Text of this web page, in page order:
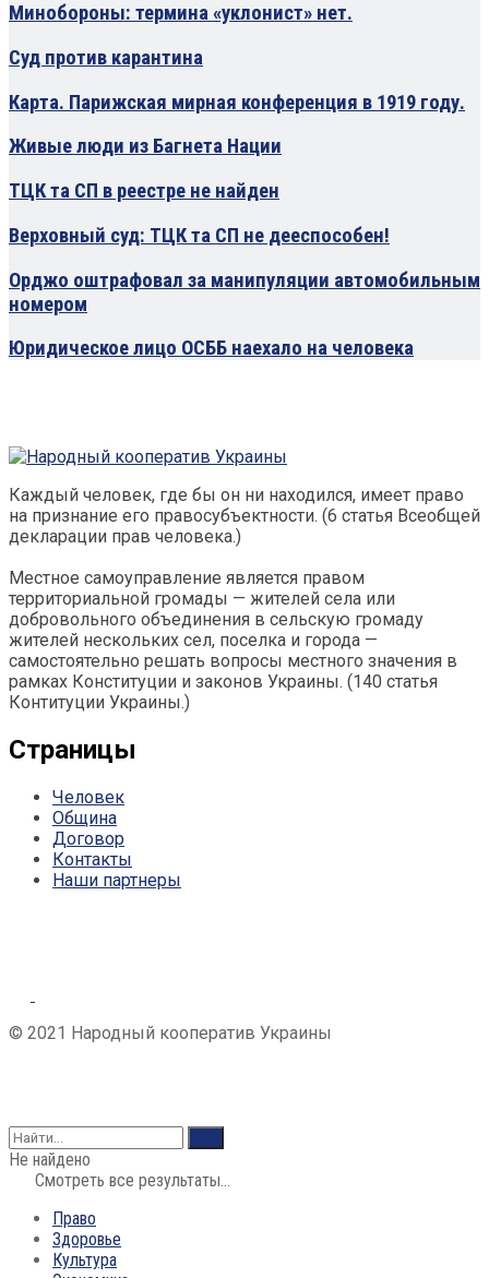
Минобороны: термина «уклонист» нет.
Суд против карантина
Карта. Парижская мирная конференция в 1919 году.
Живые люди из Багнета Нации
ТЦК та СП в реестре не найден
Верховный суд: ТЦК та СП не дееспособен!
Орджо оштрафовал за манипуляции автомобильным
номером
Юридическое лицо ОСББ наехало на человека
Каждый человек, где бы он ни находился, имеет право
на признание его правосубъектности. (6 статья Всеобщей
декларации прав человека.)
Местное самоуправление является правом
территориальной громады — жителей села или
добровольного объединения в сельскую громаду
жителей нескольких сел, поселка и города —
самостоятельно решать вопросы местного значения в
рамках Конституции и законов Украины. (140 статья
Контитуции Украины.)
Страницы
Человек
Община
Договор
Контакты
Наши партнеры
© 2021 Народный кооператив Украины
Не найдено
Смотреть все результаты...
Право
Здоровье
Культура